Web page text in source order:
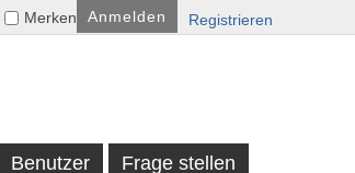
Merken Registrieren
Benutzer Frage stellen